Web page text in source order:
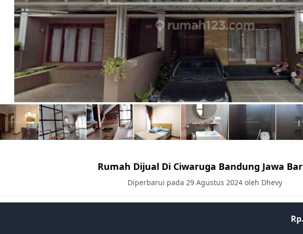
Rumah Dijual Di Ciwaruga Bandung Jawa
Diperbarui pada 29 Agustus 2024 oleh Dhevy